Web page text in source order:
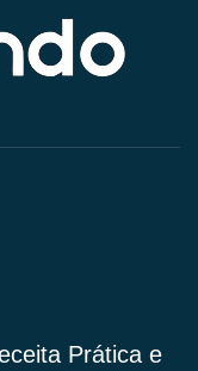
Prática e